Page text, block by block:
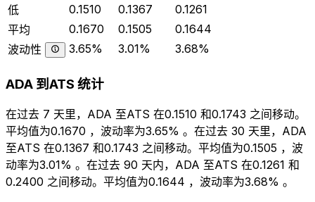
低
0.1510 0.1367
0.1261
平均
0.1670 0.1505
0.1644
波动性
3.65% 3.01% 3.68%
ADA 到ATS 统计
在过去 7 天里，ADA 至ATS 在0.1510 和0.1743 之间移动。
平均值为0.1670 ，波动率为3.65% 。在过去 30 天里，ADA
至ATS 在0.1367 和0.1743 之间移动。平均值为0.1505 ，波
动率为3.01% 。在过去 90 天内，ADA 至ATS 在0.1261 和
0.2400 之间移动。平均值为0.1644 ，波动率为3.68% 。